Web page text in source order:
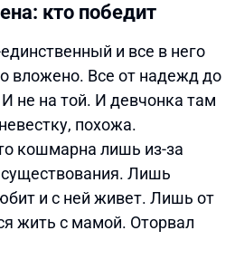
кто победит
и все в него
вложено. Все от надежд до
не на той. И девчонка там
похожа.
кошмарна лишь из-за
Лишь
и с ней живет. Лишь от
жить с мамой. Оторвал